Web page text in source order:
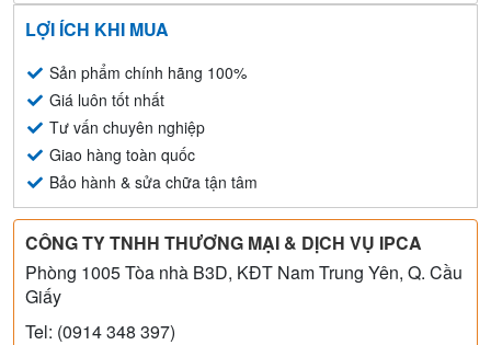
LỢI ÍCH KHI MUA
Sản phẩm chính hãng 100%
Giá luôn tốt nhất
Tư vấn chuyên nghiệp
Giao hàng toàn quốc
Bảo hành & sửa chữa tận tâm
CÔNG TY TNHH THƯƠNG MẠI & DỊCH VỤ IPCA
Phòng 1005 Tòa nhà B3D, KĐT Nam Trung Yên, Q. Cầu
Giấy
Tel: (0914 348 397)